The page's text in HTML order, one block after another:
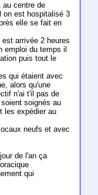
au centre de
on est hospitalisé 3
elle se fait en
arrivée 2 heures
emploi du temps il
puis tout le
qui étaient avec
alors qu'une
n'ai t'il pas de
soignés au
les expédier au
neufs et avec
de l'an ça
qui